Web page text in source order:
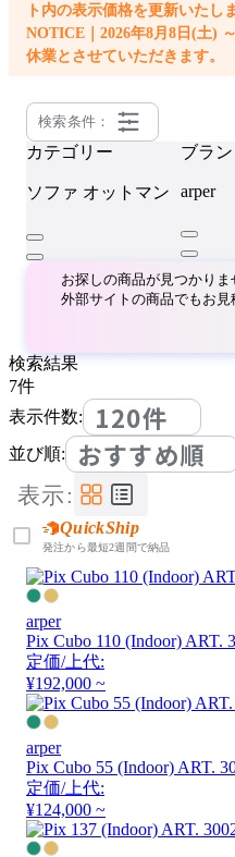
ト内の表示価格を更新いたし
NOTICE｜2026年8月8日(土)
休業とさせていただきます。
検索条件：
カテゴリー
ソファ オットマン
ブラン
arper
お探しの商品が見つかりま
外部サイトの商品でもお見
検索結果
7件
表示件数:
120件
並び順: おすすめ順
表示:
QuickShip
発注から最短2週間で納品
arper
Pix Cubo 110 (Indoor) ART.
定価/上代:
¥192,000 ~
arper
Pix Cubo 55 (Indoor) ART.
定価/上代:
¥124,000 ~